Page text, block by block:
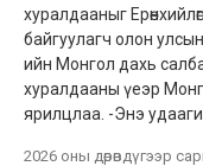
хуралдааныг
байгуулагч олон
ийн Монгол дахь
хуралдааны үеэр
ярилцлаа. -Энэ
2026 оны дөрөвдүгээр